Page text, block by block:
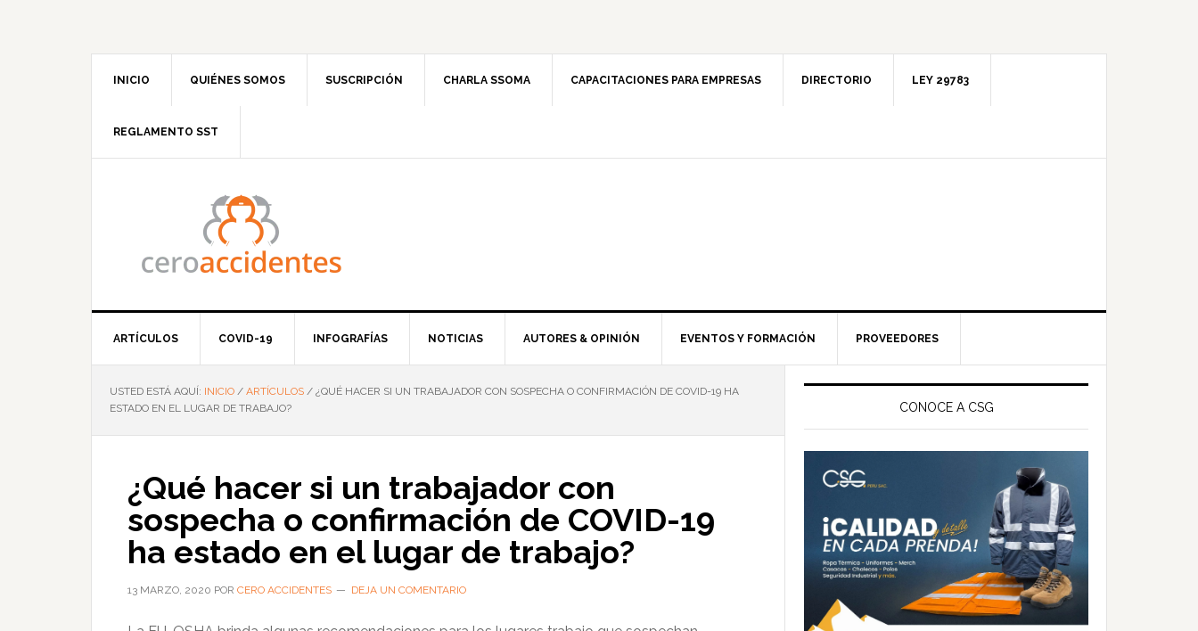
INICIO QUIÉNES SOMOS SUSCRIPCIÓN CHARLA SSOMA CAPACITACIONES PARA EMPRESAS DIRECTORIO LEY 29783
REGLAMENTO SST
ARTÍCULOS COVID-19 INFOGRAFÍAS NOTICIAS AUTORES & OPINIÓN EVENTOS Y FORMACIÓN PROVEEDORES
USTED ESTÁ AQUÍ: INICIO / ARTÍCULOS / ¿QUÉ HACER SI UN TRABAJADOR CON SOSPECHA O CONFIRMACIÓN DE COVID-19 HA
ESTADO EN EL LUGAR DE TRABAJO?
¿Qué hacer si un trabajador con
sospecha o confirmación de COVID-19
ha estado en el lugar de trabajo?
13 MARZO, 2020 POR CERO ACCIDENTES DEJA UN COMENTARIO
Barra
principal
CONOCE A CSG